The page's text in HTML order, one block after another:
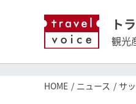
ト
観光
HOME ニュース サ